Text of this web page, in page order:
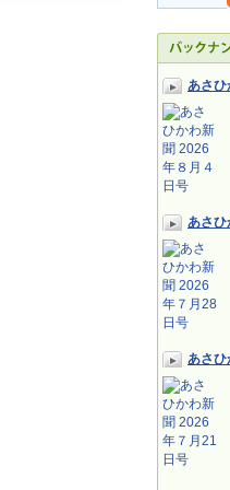
あさひ
あさ
あさ